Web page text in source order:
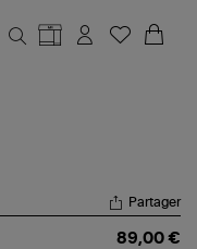
Partager
89,00 €